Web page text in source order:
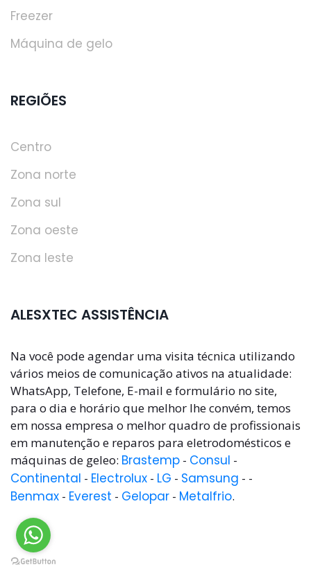
Freezer
Máquina de gelo
REGIÕES
Centro
Zona norte
Zona sul
Zona oeste
Zona leste
ALESXTEC ASSISTÊNCIA
Na você pode agendar uma visita técnica utilizando
vários meios de comunicação ativos na atualidade:
WhatsApp, Telefone, E-mail e formulário no site,
para o dia e horário que melhor lhe convém, temos
em nossa empresa o melhor quadro de profissionais
em manutenção e reparos para eletrodomésticos e
máquinas de geleo: Brastemp - Consul -
Continental - Electrolux - LG - Samsung - -
Benmax - Everest - Gelopar - Metalfrio.